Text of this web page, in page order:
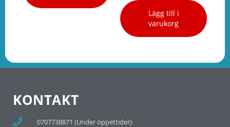
Lägg till i
varukorg
KONTAKT
0707738871 (Under öppettider)